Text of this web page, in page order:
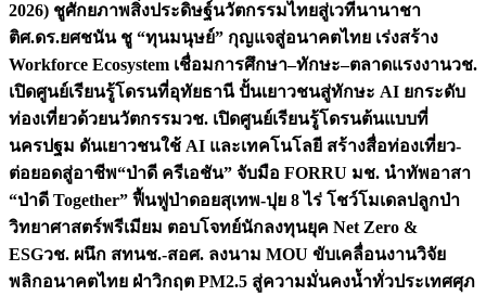
2026) ชูศักยภาพสิ่งประดิษฐ์นวัตกรรมไทยสู่เวทีนานาชา
ติศ.ดร.ยศชนัน ชู “ทุนมนุษย์” กุญแจสู่อนาคตไทย เร่งสร้าง
Workforce Ecosystem เชื่อมการศึกษา–ทักษะ–ตลาดแรงงานวช.
เปิดศูนย์เรียนรู้โดรนที่อุทัยธานี ปั้นเยาวชนสู่ทักษะ AI ยกระดับ
ท่องเที่ยวด้วยนวัตกรรมวช. เปิดศูนย์เรียนรู้โดรนต้นแบบที่
นครปฐม ดันเยาวชนใช้ AI และเทคโนโลยี สร้างสื่อท่องเที่ยว-
ต่อยอดสู่อาชีพ“ป่าดี ครีเอชัน” จับมือ FORRU มช. นำทัพอาสา
“ป่าดี Together” ฟื้นฟูป่าดอยสุเทพ-ปุย 8 ไร่ โชว์โมเดลปลูกป่า
วิทยาศาสตร์พรีเมียม ตอบโจทย์นักลงทุนยุค Net Zero &
ESGวช. ผนึก สทนช.-สอศ. ลงนาม MOU ขับเคลื่อนงานวิจัย
พลิกอนาคตไทย ฝ่าวิกฤต PM2.5 สู่ความมั่นคงน้ำทั่วประเทศศุภ